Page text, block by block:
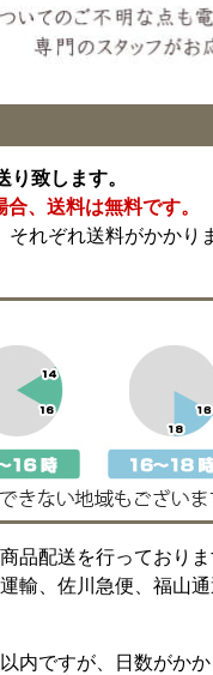
致します。
、送料は無料です。
れぞれ送料がかかり
品配送を行っておりま
輸、佐川急便、福山
内ですが、日数がか